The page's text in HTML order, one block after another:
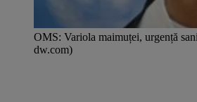
OMS: Variola maimuței, urgență
dw.com)